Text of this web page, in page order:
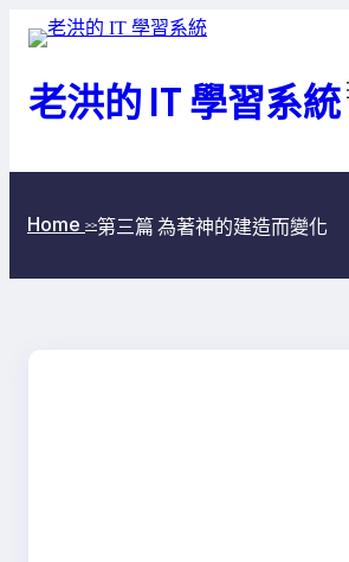
老洪的 IT 學習系統
Home >>第三篇 為著神的建造而變化